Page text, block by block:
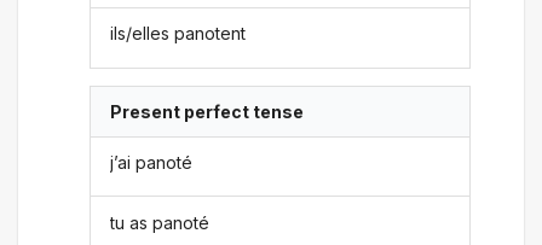
ils/elles panotent
Present perfect tense
j’ai panoté
tu as panoté